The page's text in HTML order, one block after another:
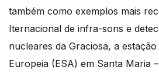
também como exemplos mais
Iternacional de infra-sons e
nucleares da Graciosa, a
Europeia (ESA) em Santa Maria